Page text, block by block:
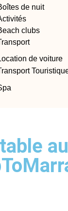
de nuit
clubs
de voiture